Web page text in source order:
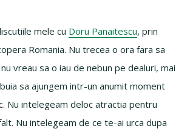
mele cu Doru Panaitescu, prin
Romania. Nu trecea o ora fara sa
vreau sa o iau de nebun pe dealuri, mai
sa ajungem intr-un anumit moment
Nu intelegeam deloc atractia pentru
Nu intelegeam de ce te-ai urca dupa